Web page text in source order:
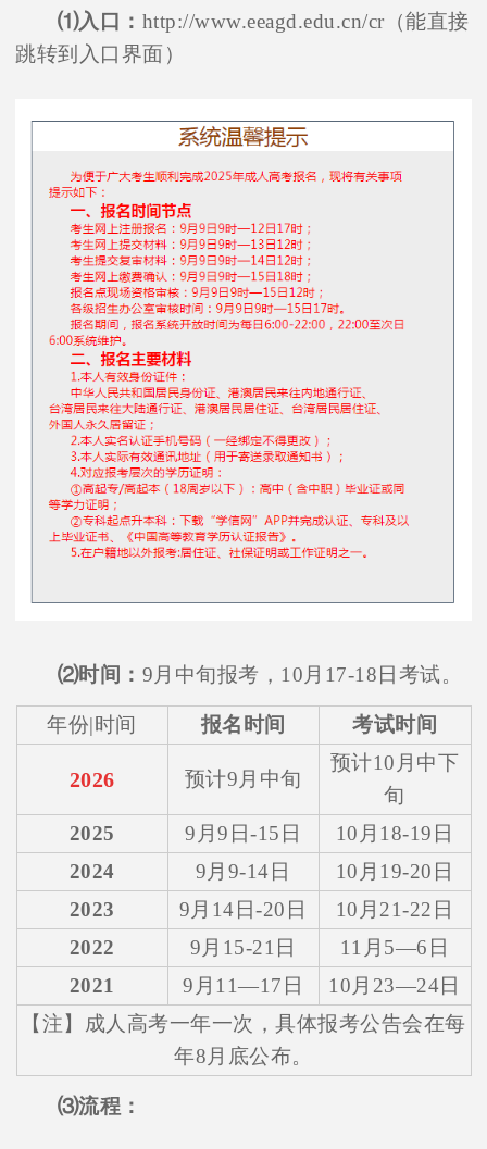
⑴入口： http://www.eeagd.edu.cn/cr（能直接
跳转到入口界面）
⑵时间： 9月中旬报考，10月17-18日考试。
年份|时间 报名时间 考试时间
2026 预计9月中旬
预计10月中下
旬
2025
9月9日-15日
10月18-19日
2024
9月9-14日
10月19-20日
2023
9月14日-20日
10月21-22日
2022
9月15-21日
11月5—6日
2021
9月11—17日
10月23—24日
【注】成人高考一年一次，具体报考公告会在每
年8月底公布。
⑶流程：
成人学历提升中心